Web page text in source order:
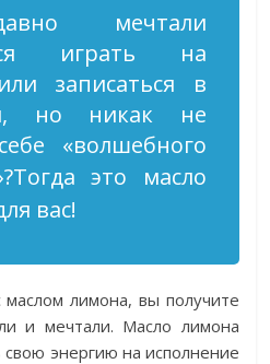
мечтали
играть на
записаться в
но никак не
«волшебного
Тогда это масло
вас!
лимона, вы получите
и мечтали. Масло лимона
энергию на исполнение